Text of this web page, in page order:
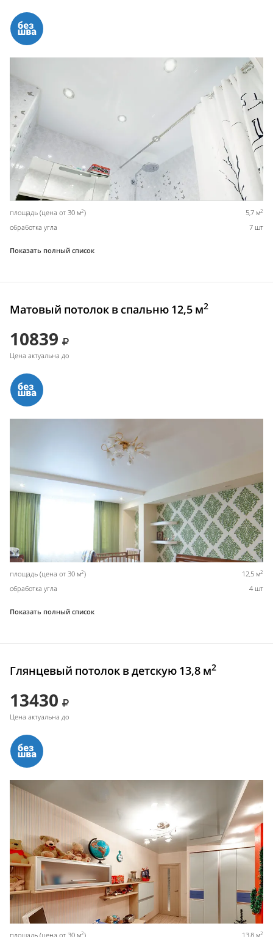
площадь (цена от 30 м2) 5,7 м2
обработка угла 7 шт
Показать полный список
Матовый потолок в спальню 12,5 м2
10839
Цена актуальна до
площадь (цена от 30 м2) 12,5 м2
обработка угла 4 шт
Показать полный список
Глянцевый потолок в детскую 13,8 м2
13430
Цена актуальна до
площадь (цена от 30 м2) 13,8 м2